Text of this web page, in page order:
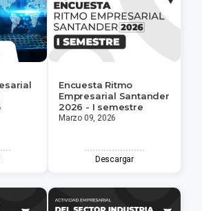
Encuesta Ritmo
Empresarial Santander
2026 - I semestre
Marzo 09, 2026
Descargar